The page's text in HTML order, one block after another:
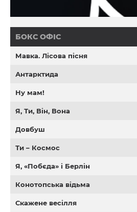
БОКС ОФІС
Мавка. Лісова пісня
Антарктида
Ну мам!
Я, Ти, Він, Вона
Довбуш
Ти – Космос
Я, «Побєда» і Берлін
Конотопська відьма
Скажене весілля